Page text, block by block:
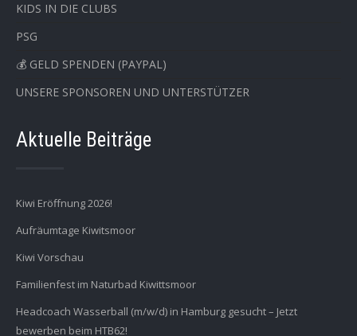
KIDS IN DIE CLUBS
PSG
💰 GELD SPENDEN (PAYPAL)
UNSERE SPONSOREN UND UNTERSTÜTZER
Aktuelle Beiträge
Kiwi Eröffnung 2026!
Aufräumtage Kiwitsmoor
Kiwi Vorschau
Familienfest im Naturbad Kiwittsmoor
Headcoach Wasserball (m/w/d) in Hamburg gesucht – Jetzt
bewerben beim HTB62!